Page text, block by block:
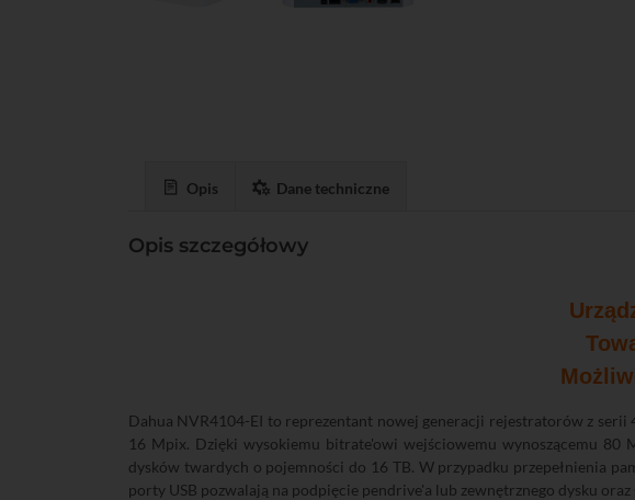
Opis Dane techniczne
Opis szczegółowy
Dahua NVR4104-EI to reprezentant nowej generacji rejestratorów z serii
16 Mpix. Dzięki wysokiemu bitrate'owi wejściowemu wynoszącemu 80
dysków twardych o pojemności do 16 TB. W przypadku przepełnienia
porty USB pozwalają na podpięcie pendrive'a lub zewnętrznego dysku